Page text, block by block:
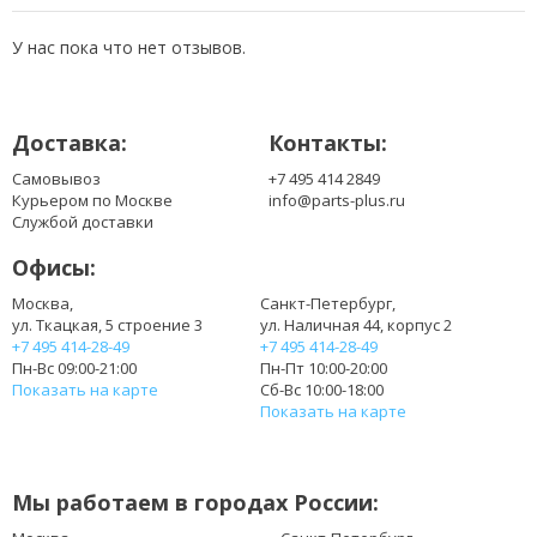
UM08A74
UM08B52
UM08B72
UM08B73
UM08B75
UMO8A31
У нас пока что нет отзывов.
Доставка:
Самовывоз
Курьером по Москве
Службой доставки
Контакты:
+7 495 414 2849
info@parts-plus.ru
Офисы:
Москва,
ул. Ткацкая, 5 строение 3
+7 495 414-28-49
Пн-Вс 09:00-21:00
Показать на карте
Санкт-Петербург,
ул. Наличная 44, корпус 2
+7 495 414-28-49
Пн-Пт 10:00-20:00
Сб-Вс 10:00-18:00
Показать на карте
Мы работаем в городах России: